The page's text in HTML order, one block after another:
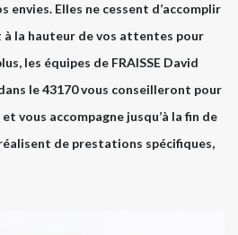
envies. Elles ne cessent d’accomplir
à la hauteur de vos attentes pour
les équipes de FRAISSE David
le 43170 vous conseilleront pour
vous accompagne jusqu’à la fin de
de prestations spécifiques,